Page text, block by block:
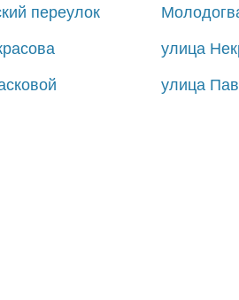
переулок
улица
улица